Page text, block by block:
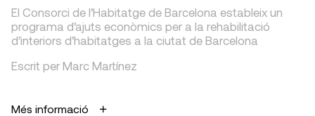
El Consorci de l’Habitatge de Barcelona estableix un
programa d’ajuts econòmics per a la rehabilitació
d’interiors d’habitatges a la ciutat de Barcelona
Escrit per Marc Martínez
Més informació